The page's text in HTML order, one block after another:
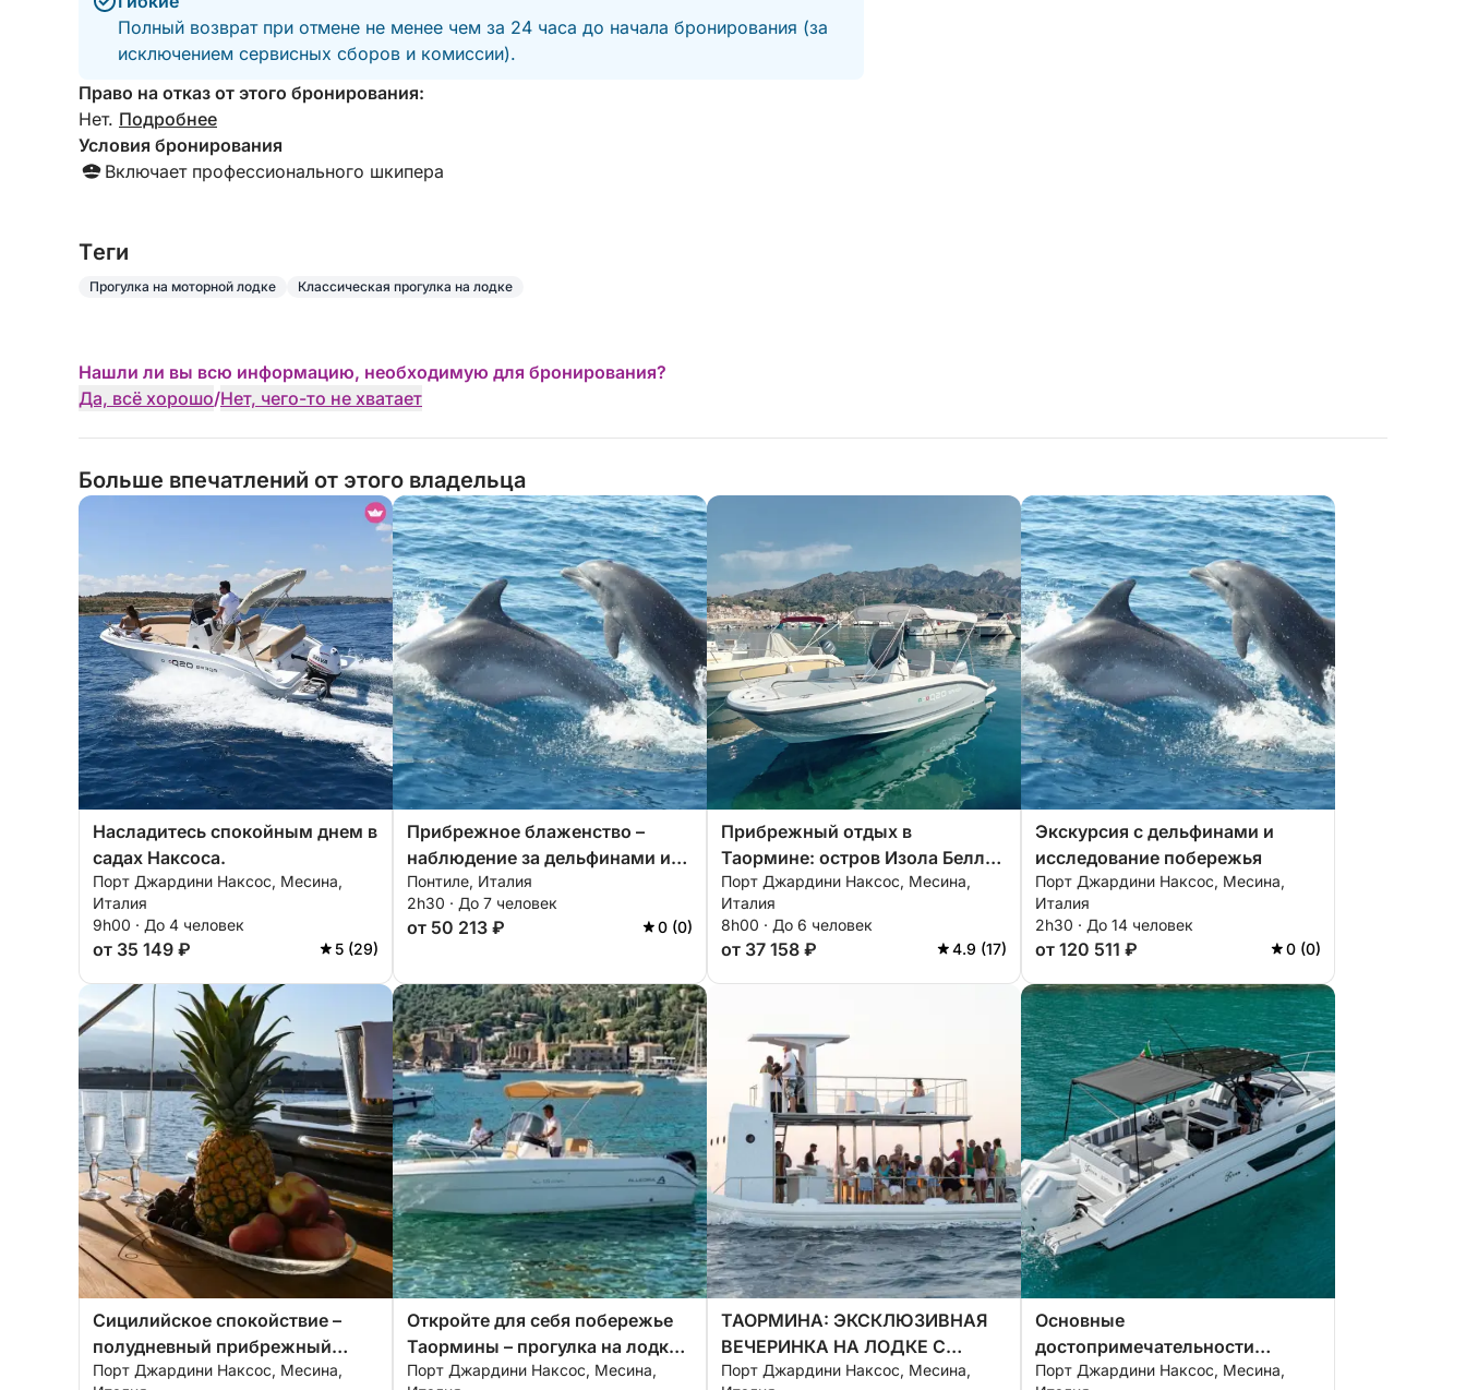
Полный возврат при отмене не менее чем за 24 часа до начала бронирования (за
исключением сервисных сборов и комиссии).
Право на отказ от этого бронирования:
Нет. Подробнее
Условия бронирования
Включает профессионального шкипера
Tеги
Прогулка на моторной лодке Классическая прогулка на лодке
Нашли ли вы всю информацию, необходимую для бронирования?
Да, всё хорошо/Нет, чего-то не хватает
Больше впечатлений от этого владельца
Насладитесь спокойным днем в
садах Наксоса.
Порт Джардини Наксос, Месина,
Италия
9h00 · До 4 человек
от 35 149 ₽ 5 (29)
Прибрежное блаженство –
наблюдение за дельфинами и
чудеса Сицилии
Понтиле, Италия
2h30 · До 7 человек
от 50 213 ₽ 0 (0)
Прибрежный отдых в
Таормине: остров Изола Белла
и секретные пещеры.
Порт Джардини Наксос, Месина,
Италия
8h00 · До 6 человек
от 37 158 ₽ 4.9 (17)
Экскурсия с дельфинами и
исследование побережья
Порт Джардини Наксос, Месина,
Италия
2h30 · До 14 человек
от 120 511 ₽ 0 (0)
Сицилийское спокойствие –
полудневный прибрежный
круиз
Порт Джардини Наксос, Месина,
Откройте для себя побережье
Таормины – прогулка на лодке
White Lotus
Порт Джардини Наксос, Месина,
ТАОРМИНА: ЭКСКЛЮЗИВНАЯ
ВЕЧЕРИНКА НА ЛОДКЕ С
АПЕРИТИВОМ
Порт Джардини Наксос, Месина,
Основные
достопримечательности
Сицилийского побережья –
Порт Джардини Наксос, Месина,